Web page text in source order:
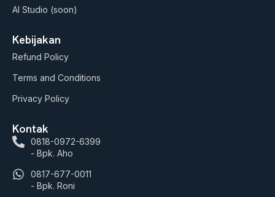
AI Studio (soon)
Kebijakan
Refund Policy
Terms and Conditions
Privacy Policy
Kontak
0818-0972-6399
- Bpk. Aho
0817-677-0011
- Bpk. Roni